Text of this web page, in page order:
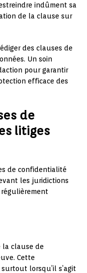
indûment sa
de la clause sur
des clauses de
Un soin
pour garantir
efficace des
de
litiges
de confidentialité
les juridictions
la clause de
Cette
lorsqu’il s’agit